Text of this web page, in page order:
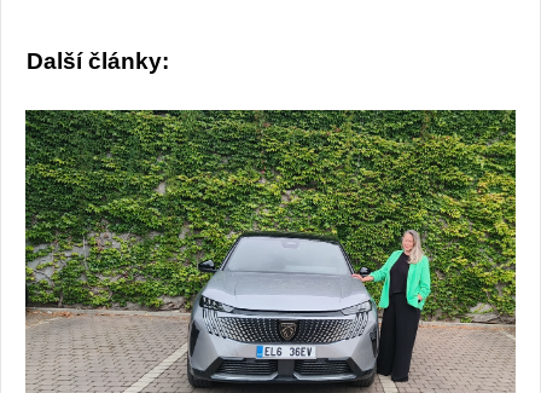
Další články: